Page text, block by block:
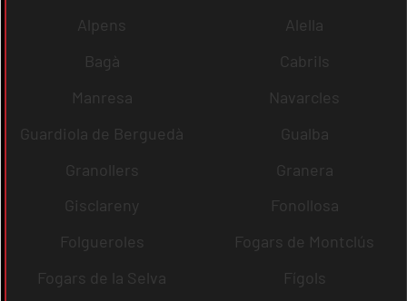
Alpens
Alella
Bagà
Cabrils
Manresa
Navarcles
Guardiola de Berguedà
Gualba
Granollers
Granera
Gisclareny
Fonollosa
Folgueroles
Fogars de Montclús
Fogars de la Selva
Fígols